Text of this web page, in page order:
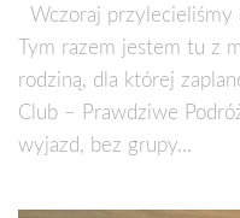
Wczoraj przylecieliśmy
Tym razem jestem tu z
rodziną, dla której
Club – Prawdziwe
wyjazd, bez grupy...